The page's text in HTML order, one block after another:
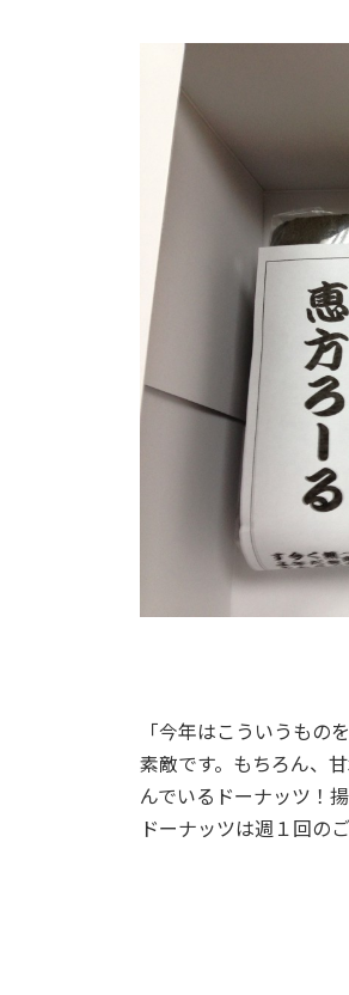
「今年はこういうもの
素敵です。もちろん、
んでいるドーナッツ！
ドーナッツは週１回の